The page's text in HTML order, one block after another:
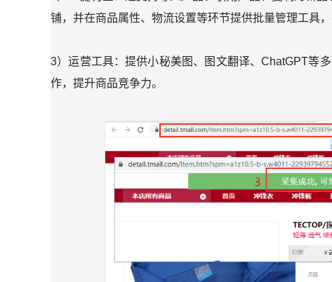
铺，并在商品属性、物流设置等环节提供批量管理工具，
3）运营工具：提供小秘美图、图文翻译、ChatGPT等
作，提升商品竞争力。